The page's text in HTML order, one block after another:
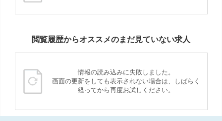
閲覧履歴からオススメのまだ見ていない求人
情報の読み込みに失敗しました。
画面の更新をしても表示されない場合は、しばらく
経ってから再度お試しください。